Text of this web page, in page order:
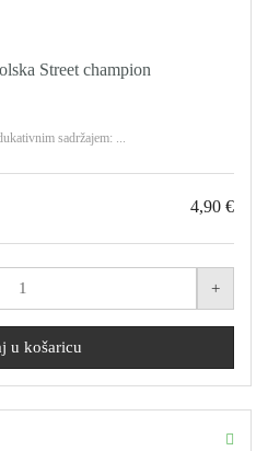
Street champion
sadržajem: ...
4,90 €